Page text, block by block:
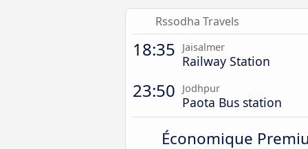
Rssodha Travels
18:35 Jaisalmer
Railway Station
23:50 Jodhpur
Paota Bus station
Économique